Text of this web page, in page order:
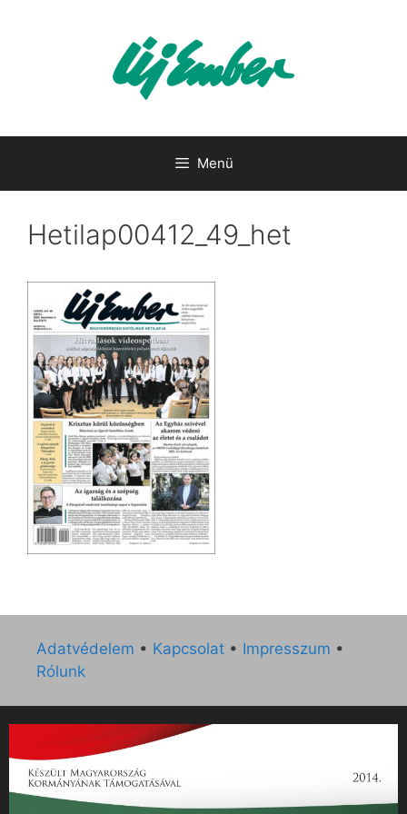
Menü
Hetilap00412_49_het
Adatvédelem • Kapcsolat • Impresszum •
Rólunk